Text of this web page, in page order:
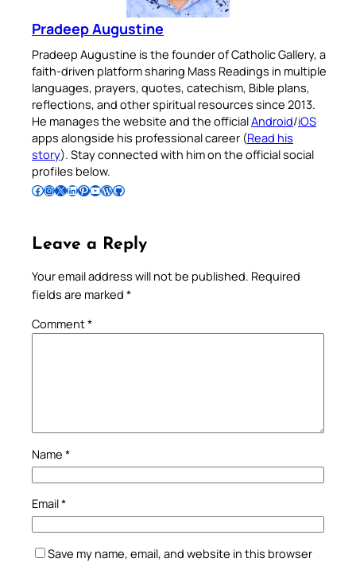
Pradeep Augustine
Pradeep Augustine is the founder of Catholic Gallery, a
faith-driven platform sharing Mass Readings in multiple
languages, prayers, quotes, catechism, Bible plans,
reflections, and other spiritual resources since 2013.
He manages the website and the officialAndroid/iOS
apps alongside his professional career (Read his
story). Stay connected with him on the official social
profiles below.
Follow Pradeep on Facebook Follow Pradeep on InstagramFollow Pradeep on X Follow Pradeep on LinkedIn Follow Pradeep on Pinterest Subscribe to Pradeep’s Youtube Channel Follow Pradeep on WordPress Follow Pradeep on GitHub
Leave a Reply
Your email address will not be published. Required
fields are marked *
Comment*
Name *
Email*
Save my name, email, and website in this browser